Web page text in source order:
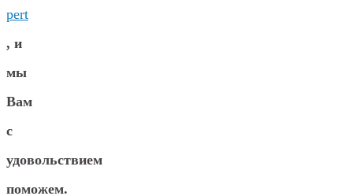
pert
, и
мы
Вам
с
удовольствием
поможем.